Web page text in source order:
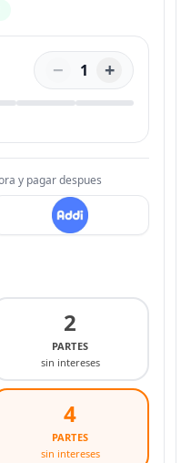
− 1 +
y pagar despues
2
PARTES
sin intereses
4
PARTES
sin intereses